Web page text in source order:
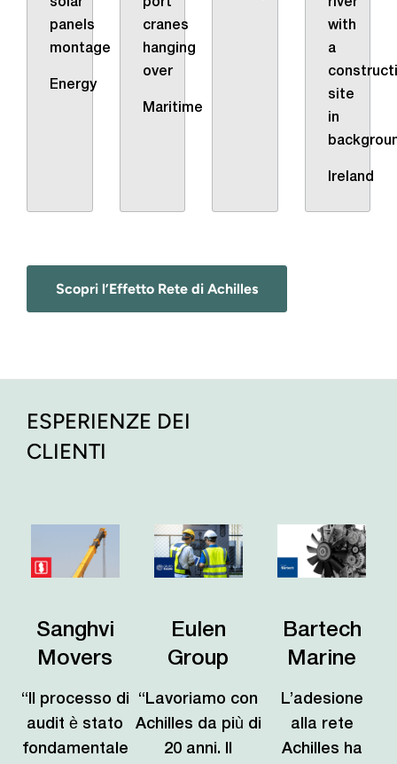
Energy
Maritime
Ireland
Scopri l’Effetto Rete di Achilles
ESPERIENZE DEI
CLIENTI
Sanghvi
Movers
“Il processo di
audit è stato
fondamentale
Eulen
Group
“Lavoriamo con
Achilles da più di
20 anni. Il
Bartech
Marine
L’adesione
alla rete
Achilles ha